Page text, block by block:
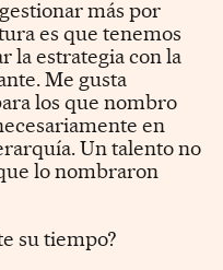
más por
es que tenemos
la estrategia con la
Me gusta
los que nombro
en
Un talento no
lo nombraron
su tiempo?